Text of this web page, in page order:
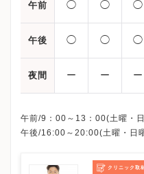
午前 ◯ ◯ ◯
午後 ◯ ◯ ◯
夜間 ー ー ー
午前/9：00～13：00(土曜・
午後/16:00～20:00(土曜・日
※お電話受付時間 ①13:00ま
クリニック取